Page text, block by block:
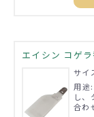
エイシン コゲ
サイ
用途
し
合わ